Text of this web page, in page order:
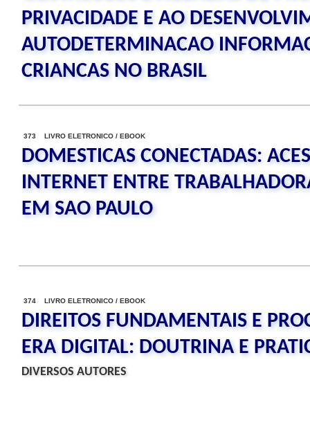
PRIVACIDADE E AO
AUTODETERMINACAO
CRIANCAS NO BRASIL
373 LIVRO ELETRONICO / EBOOK
DOMESTICAS CONECTADAS:
INTERNET ENTRE
EM SAO PAULO
374 LIVRO ELETRONICO / EBOOK
DIREITOS FUNDAMENTAIS E
ERA DIGITAL: DOUTRINA E
DIVERSOS AUTORES